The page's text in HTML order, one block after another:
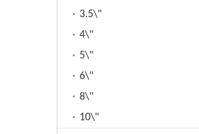
3.5\"
4\"
5\"
6\"
8\"
10\"